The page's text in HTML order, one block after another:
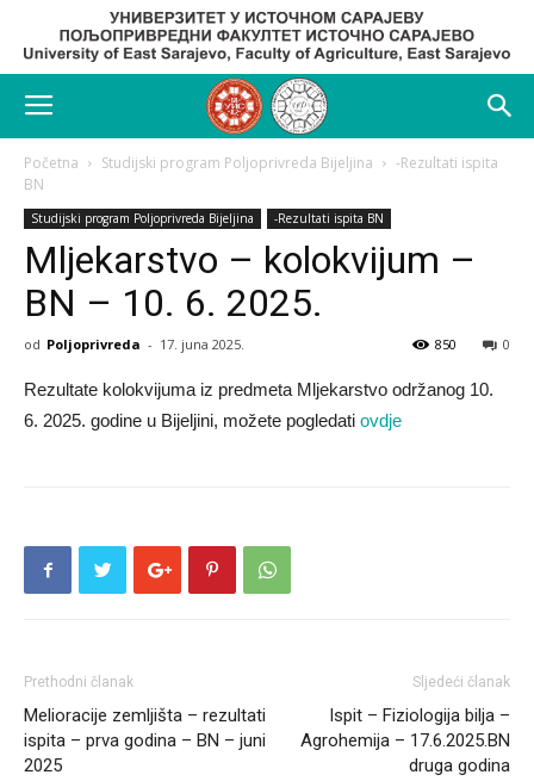
Početna Studijski program Poljoprivreda Bijeljina
-Rezultati ispita
BN
Studijski program Poljoprivreda Bijeljina -Rezultati ispita BN
Mljekarstvo – kolokvijum –
BN – 10. 6. 2025.
od Poljoprivreda - 17. juna 2025. 0
850
Rezultate kolokvijuma iz predmeta Mljekarstvo održanog 10.
6. 2025. godine u Bijeljini, možete pogledati ovdje
Prethodni članak
Melioracije zemljišta – rezultati
ispita – prva godina – BN – juni
2025
Sljedeći članak
Ispit – Fiziologija bilja –
Agrohemija – 17.6.2025.BN
druga godina